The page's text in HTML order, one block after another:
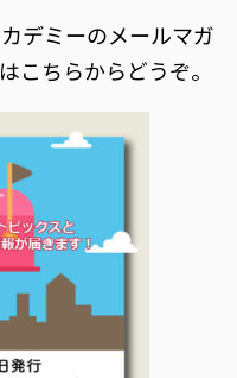
デミーのメールマガ
こちらからどうぞ。